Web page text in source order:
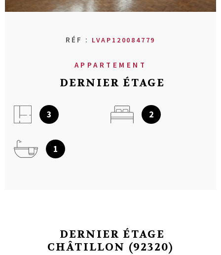
RÉF : LVAP120084779
APPARTEMENT
DERNIER ÉTAGE
3 2
1
DERNIER ÉTAGE
CHÂTILLON (92320)
RECHERCHER